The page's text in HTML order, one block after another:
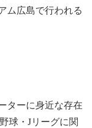
ム広島で行われる
ターに身近な存在
球・Jリーグに関